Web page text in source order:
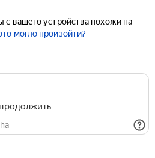
с вашего устройства похожи на
могло произойти?